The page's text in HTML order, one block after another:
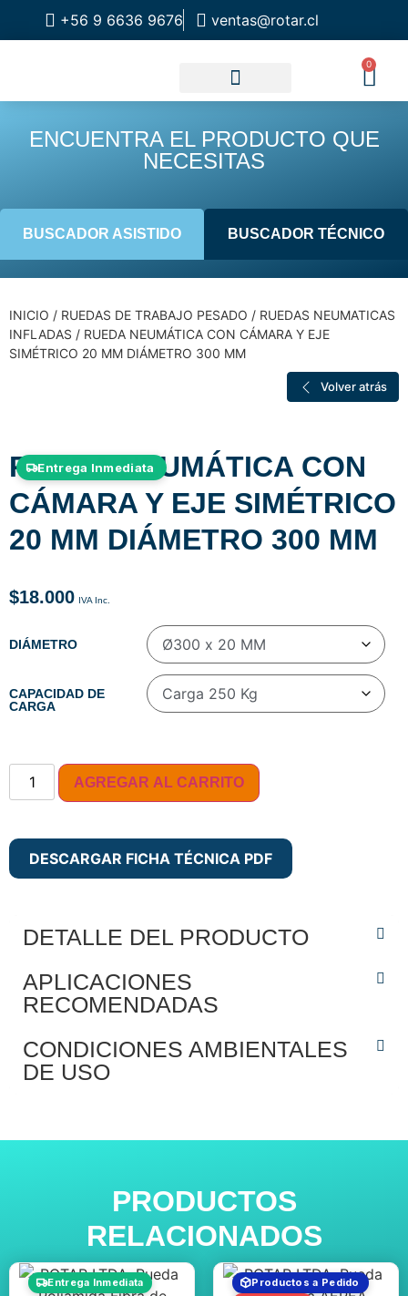
+56 9 6636 9676 ventas@rotar.cl
0
ENCUENTRA EL PRODUCTO QUE
NECESITAS
BUSCADOR ASISTIDO BUSCADOR TÉCNICO
INICIO / RUEDAS DE TRABAJO PESADO / RUEDAS NEUMATICAS
INFLADAS / RUEDA NEUMÁTICA CON CÁMARA Y EJE
SIMÉTRICO 20 MM DIÁMETRO 300 MM
Volver atrás
Entrega Inmediata
RUEDA NEUMÁTICA CON
CÁMARA Y EJE SIMÉTRICO
20 MM DIÁMETRO 300 MM
$18.000
DIÁMETRO
CAPACIDAD DE
CARGA
AGREGAR AL CARRITO
DESCARGAR FICHA TÉCNICA PDF
DETALLE DEL PRODUCTO
APLICACIONES
RECOMENDADAS
CONDICIONES AMBIENTALES
DE USO
PRODUCTOS
RELACIONADOS
Entrega Inmediata
Productos a Pedido